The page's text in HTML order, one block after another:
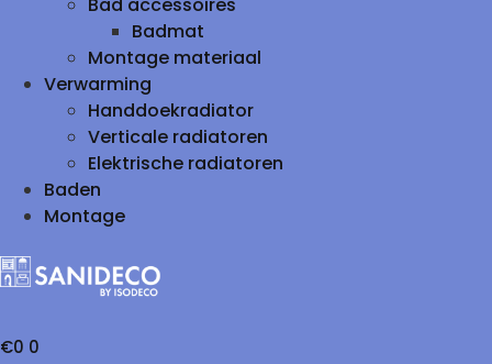
Badmat
Montage materiaal
Verwarming
Handdoekradiator
Verticale radiatoren
Elektrische radiatoren
Baden
Montage
€0 0